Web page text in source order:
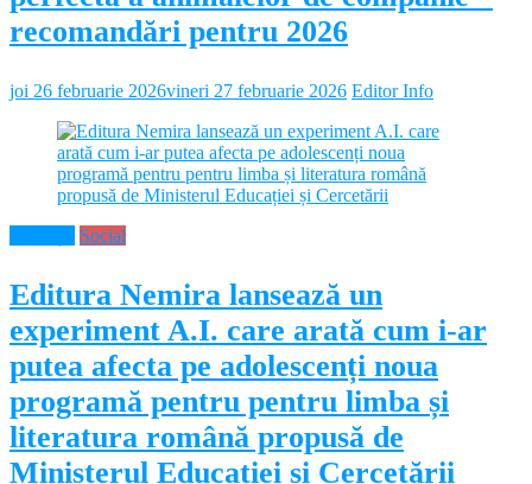
recomandări pentru 2026
joi 26 februarie 2026vineri 27 februarie 2026 Editor Info
Social
Editura Nemira lansează un
experiment A.I. care arată cum i-ar
putea afecta pe adolescenți noua
programă pentru pentru limba și
literatura română propusă de
Ministerul Educației și Cercetării